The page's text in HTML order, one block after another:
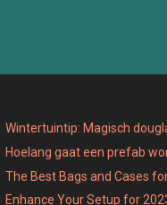
Wintertuintip: Magisch
Hoelang gaat een prefab
The Best Bags and Cases
Enhance Your Setup for